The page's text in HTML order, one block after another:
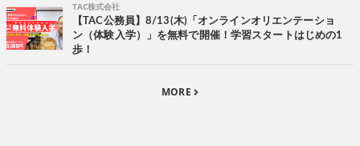
TAC株式会社
【TAC公務員】8/13(木)「オンラインオリエンテーショ
ン（体験入学）」を無料で開催！学習スタートはじめの1
歩！
MORE